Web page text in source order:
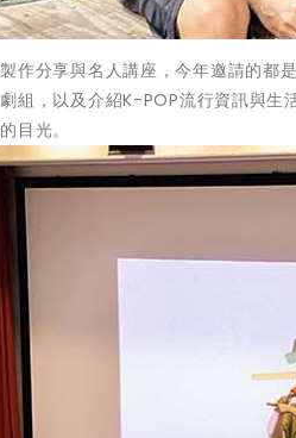
作分享與名人講座，今年邀請的都
組，以及介紹K-POP流行資訊與
目光。